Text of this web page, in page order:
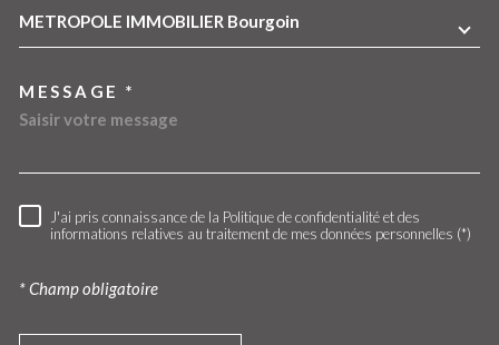
METROPOLE IMMOBILIER Bourgoin
MESSAGE *
RÈGLEMENTATION
J'ai pris connaissance de la Politique de confidentialité et des
informations relatives au traitement de mes données personnelles (*)
* Champ obligatoire